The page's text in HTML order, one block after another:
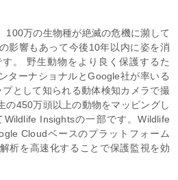
100万の生物種が絶滅の危機に瀕して
影響もあって今後10年以内に姿を消
。 野生動物をより良く保護するた
ターナショナルとGoogle社が率いる
として知られる動体検知カメラで撮
の450万頭以上の動物をマッピングし
Insightsの一部です。Wildlife
Cloudベースのプラットフォーム
析を高速化することで保護監視を効